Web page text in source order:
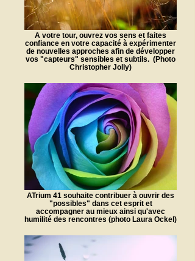
A votre tour, ouvrez vos sens et faites
confiance en votre capacité à expérimenter
de nouvelles approches afin de développer
vos "capteurs" sensibles et subtils. (Photo
Christopher Jolly) ​
ATrium 41 souhaite contribuer à ouvrir des
"possibles" dans cet esprit et
accompagner au mieux ainsi qu'avec
humilité des rencontres (photo Laura Ockel)